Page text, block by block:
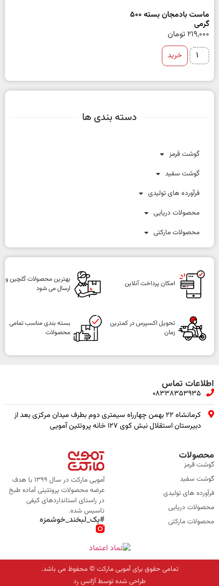
دسته بندی ها
گوشت قرمز
گوشت سفید
فرآورده های تولیدی
محصولات دریایی
محصولات مارکتی
ماست بادمجان بسته 500
گرمی
219,000 تومان
خرید
امکان پرداخت آنلاین
بهترین محصولات گلچین و
ارسال می شود
تحویل اکسپرس در کمترین
زمان
بسته بندی مناسب تمامی
محصولات
اطلاعات تماس
08338353935
کرمانشاه ۲۲ بهمن چهارراه سیمتری دوم بطرف میدان مرکزی بعد از
دبیرستان استقلال نبش کوی ۱۲۷ خانه پروتئین آمویی
محصولات
گوشت قرمز
گوشت سفید
فرآورده های تولیدی
محصولات دریایی
محصولات مارکتی
آمویی مارکت در سال 1399 با هدف
عرضه محصولات پروتئینی آماده طبخ
در راستای استانداردهای کیفی
تاسیس شده.
#یک_لبخند_خوشمزه
تمامی حقوق برای آمویی مارکت © محفوظ می باشد.
طراحی شده توسط آژانس رِد